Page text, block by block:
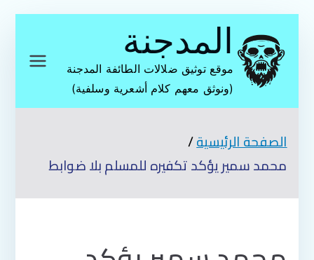
المحتوى
المدجنة
موقع توثيق ضلالات الطائفة المدجنة
(ونوثق معهم كلام أشعرية وسلفية)
الصفحة الرئيسية
محمد سمير يؤكد تكفيره للمسلم بلا ضوابط